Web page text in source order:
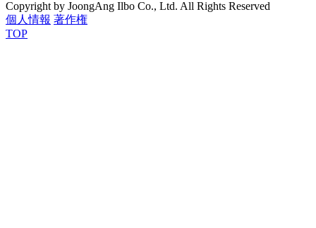
Copyright by JoongAng Ilbo Co., Ltd. All Rights Reserved
個人情報 著作権
TOP